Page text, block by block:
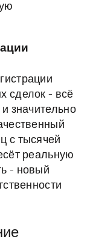
сделок - всё
значительно
с тысячей
реальную
- новый